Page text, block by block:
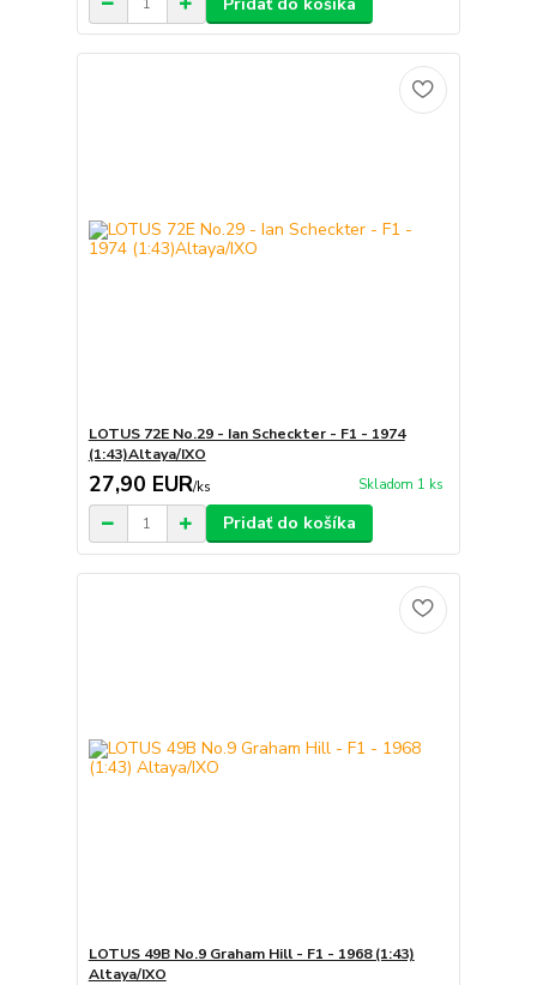
LOTUS 72E No.29 - Ian Scheckter - F1 - 1974
(1:43)Altaya/IXO
27,90 EUR/ks Skladom 1 ks
Pridať do košíka
LOTUS 49B No.9 Graham Hill - F1 - 1968 (1:43)
Altaya/IXO